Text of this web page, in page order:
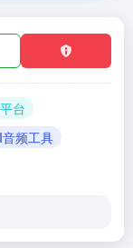
台
频工具